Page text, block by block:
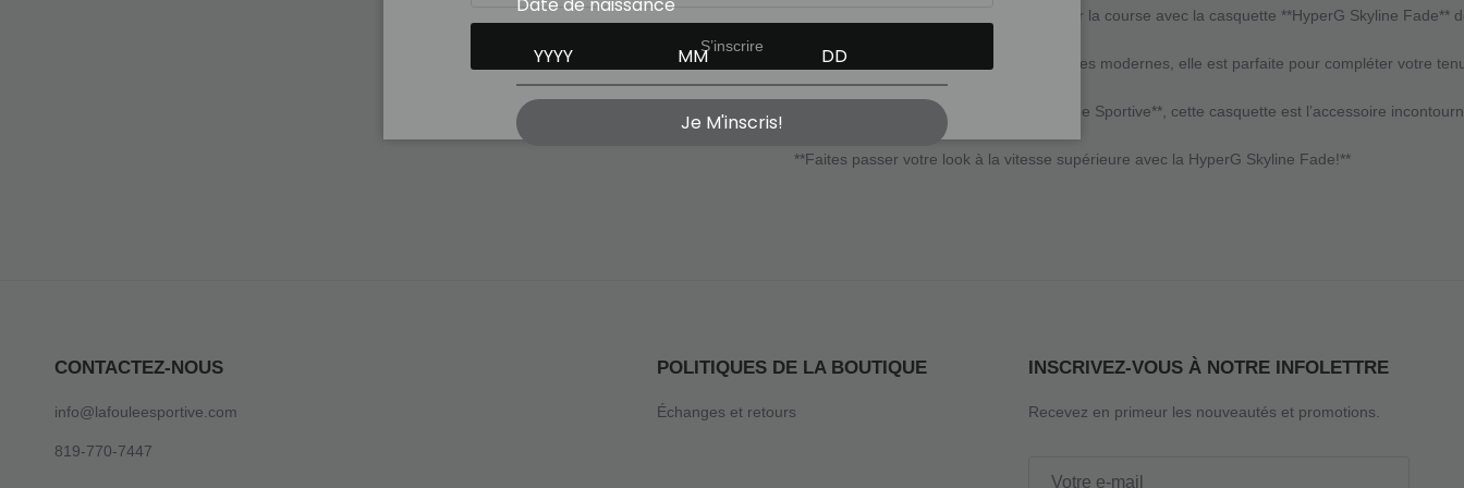
Exprimez votre style et votre passion pour la course avec la casquette **HyperG Skyline
Avec son motif dégradé inspiré des skylines modernes, elle est parfaite pour compléter votre
Disponible exclusivement chez **La Foulée Sportive**, cette casquette est l’accessoire
**Faites passer votre look à la vitesse supérieure avec la HyperG Skyline Fade!**
CONTACTEZ-NOUS
info@lafouleesportive.com
819-770-7447
POLITIQUES DE LA BOUTIQUE
Échanges et retours
INSCRIVEZ-VOUS À NOTRE INFOLETTRE
Recevez en primeur les nouveautés et promotions.
S’inscrire
Je M'inscris!